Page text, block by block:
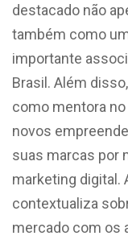
destacado não
também como
importante
Brasil. Além
como mentora no
novos
suas marcas por
marketing digital.
contextualiza
mercado com os